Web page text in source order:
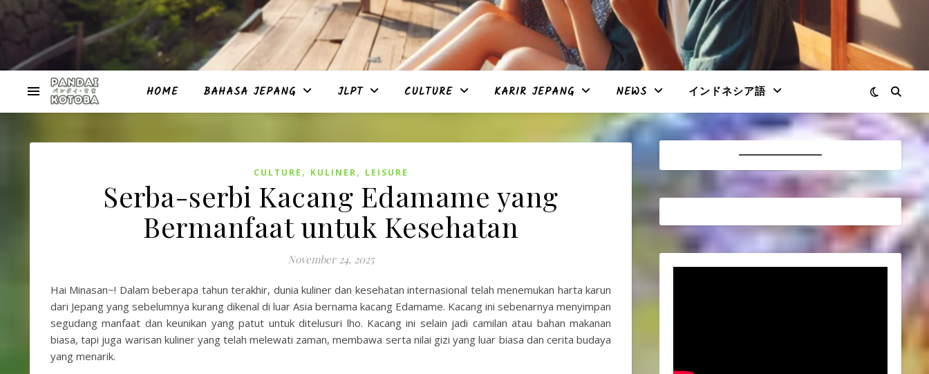
HOME BAHASA JEPANG JLPT CULTURE KARIR JEPANG NEWS インドネシア語
CULTURE , KULINER, LEISURE
Serba-serbi Kacang Edamame yang
Bermanfaat untuk Kesehatan
November 24, 2025
Hai Minasan~! Dalam beberapa tahun terakhir, dunia kuliner dan kesehatan internasional telah menemukan harta karun
dari Jepang yang sebelumnya kurang dikenal di luar Asia bernama kacang Edamame. Kacang ini sebenarnya menyimpan
segudang manfaat dan keunikan yang patut untuk ditelusuri lho. Kacang ini selain jadi camilan atau bahan makanan
biasa, tapi juga warisan kuliner yang telah melewati zaman, membawa serta nilai gizi yang luar biasa dan cerita budaya
yang menarik.